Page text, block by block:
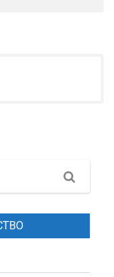
Search